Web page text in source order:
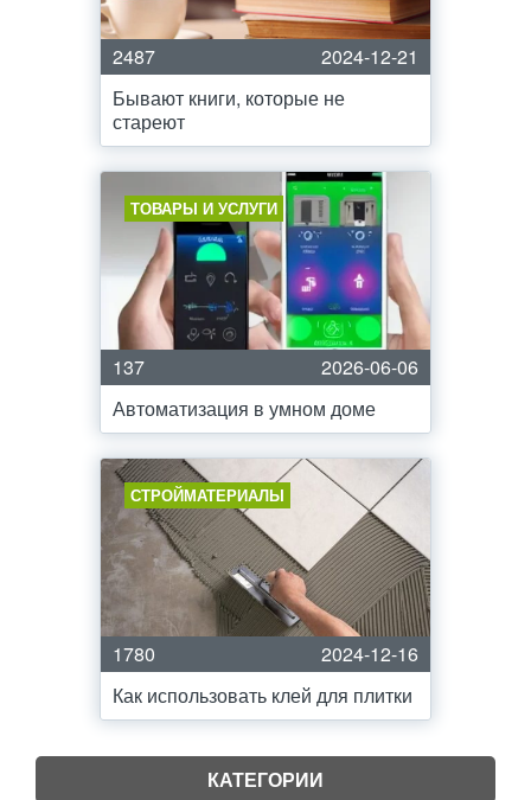
2487
2024-12-21
Бывают книги, которые не
стареют
ТОВАРЫ И УСЛУГИ
137
2026-06-06
Автоматизация в умном доме
СТРОЙМАТЕРИАЛЫ
1780
2024-12-16
Как использовать клей для плитки
КАТЕГОРИИ